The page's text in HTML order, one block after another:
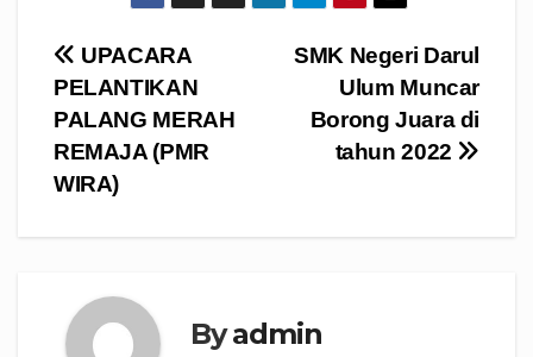
Navigasi
pos
SMK Negeri Darul
Ulum Muncar
Borong Juara di
tahun 2022
UPACARA
PELANTIKAN
PALANG MERAH
REMAJA (PMR
WIRA)
Byadmin